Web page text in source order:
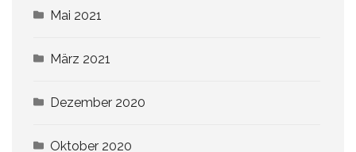
Mai 2021
März 2021
Dezember 2020
Oktober 2020